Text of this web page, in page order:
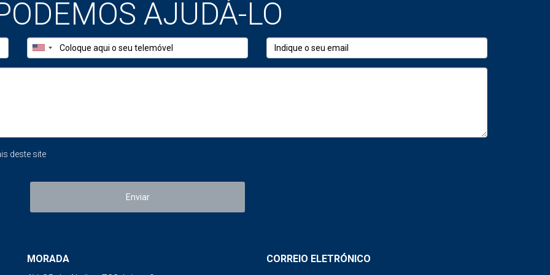
30 % e 60 % do valor totalde uma casa. Essa percentagem varia conforme a região e o tipo de imóvel.
35 %
30 % +25 % a +30 %
AJUDÁ-LO
deste site
Enviar
MORADA
CORREIO ELETRÓNICO